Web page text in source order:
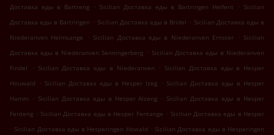
Доставка еды в Bartreng
. Sicilian Доставка еды в Bartringen Helfent . Sicilian
Доставка еды в Bartringen . Sicilian Доставка еды в Bridel . Sicilian Доставка еды в
Niederanven Helmsange
. Sicilian Доставка еды в Niederanven Ernster . Sicilian
Доставка еды в Niederanven Senningerberg . Sicilian Доставка еды в Niederanven
Findel
. Sicilian Доставка еды в Niederanven . Sicilian Доставка еды в Hesper
Houwald
. Sicilian Доставка еды в Hesper Izeg . Sicilian Доставка еды в Hesper
Hamm
. Sicilian Доставка еды в Hesper Alzeng . Sicilian Доставка еды в Hesper
Fenteng . Sicilian Доставка еды в Hesper Fentange . Sicilian Доставка еды в Hesper
. Sicilian Доставка еды в Hesperingen Howald . Sicilian Доставка еды в Hesperingen